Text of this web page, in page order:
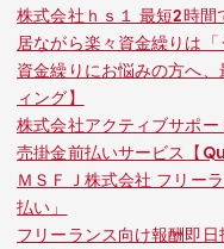
株式会社ｈｓ１ 最短2時間
居ながら楽々資金繰りは「
資金繰りにお悩みの方へ
ィング】
株式会社アクティブサポ
売掛金前払いサービス【
ＭＳＦＪ株式会社 フリー
払い」
フリーランス向け報酬即